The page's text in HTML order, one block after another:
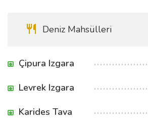
Deniz Mahsülleri
Çipura Izgara
Levrek Izgara
Karides Tava